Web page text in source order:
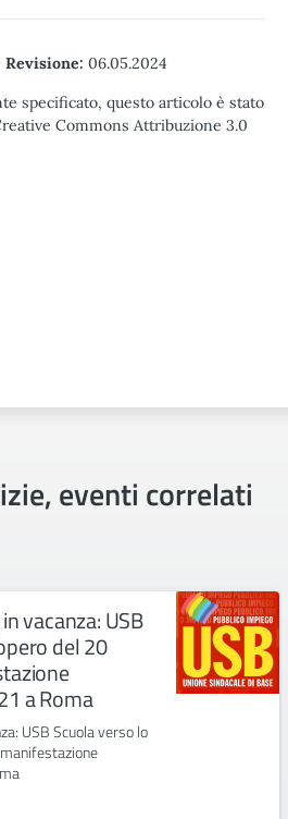
Revisione: 06.05.2024
specificato, questo articolo è stato
Commons Attribuzione 3.0
eventi correlati
vacanza: USB
del 20
a Roma
USB Scuola verso lo